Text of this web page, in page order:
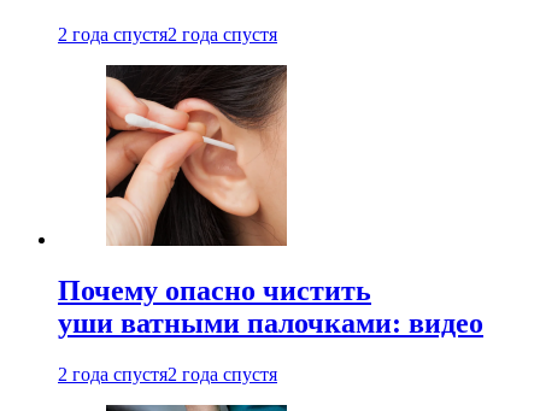
2 года спустя2 года спустя
Почему опасно чистить
уши ватными палочками: видео
2 года спустя2 года спустя